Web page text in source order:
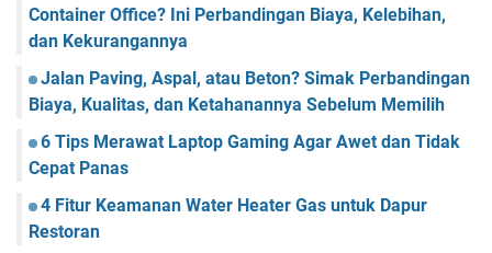
Container Office? Ini Perbandingan Biaya, Kelebihan,
dan Kekurangannya
Jalan Paving, Aspal, atau Beton? Simak Perbandingan
Biaya, Kualitas, dan Ketahanannya Sebelum Memilih
6 Tips Merawat Laptop Gaming Agar Awet dan Tidak
Cepat Panas
4 Fitur Keamanan Water Heater Gas untuk Dapur
Restoran